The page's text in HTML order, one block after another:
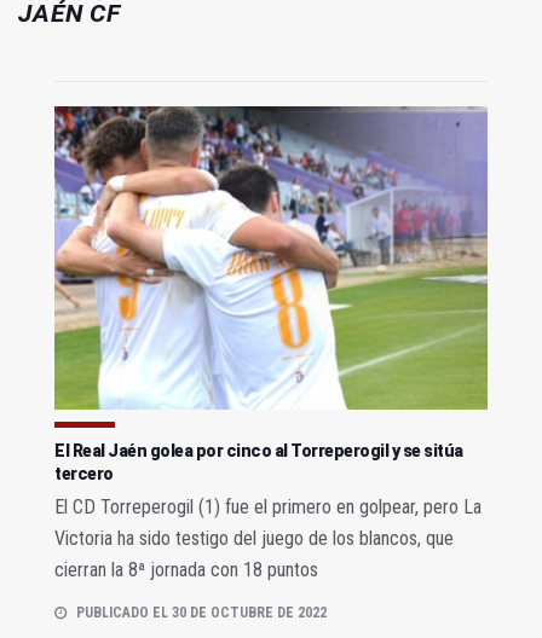
JAÉN CF
El Real Jaén golea por cinco al Torreperogil y se sitúa
tercero
El CD Torreperogil (1) fue el primero en golpear, pero La
Victoria ha sido testigo del juego de los blancos, que
cierran la 8ª jornada con 18 puntos
PUBLICADO EL 30 DE OCTUBRE DE 2022